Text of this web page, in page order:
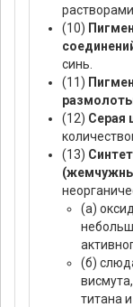
(10)
синь.
(11)
(12) Серая
(13)
(а)
(б)
титана